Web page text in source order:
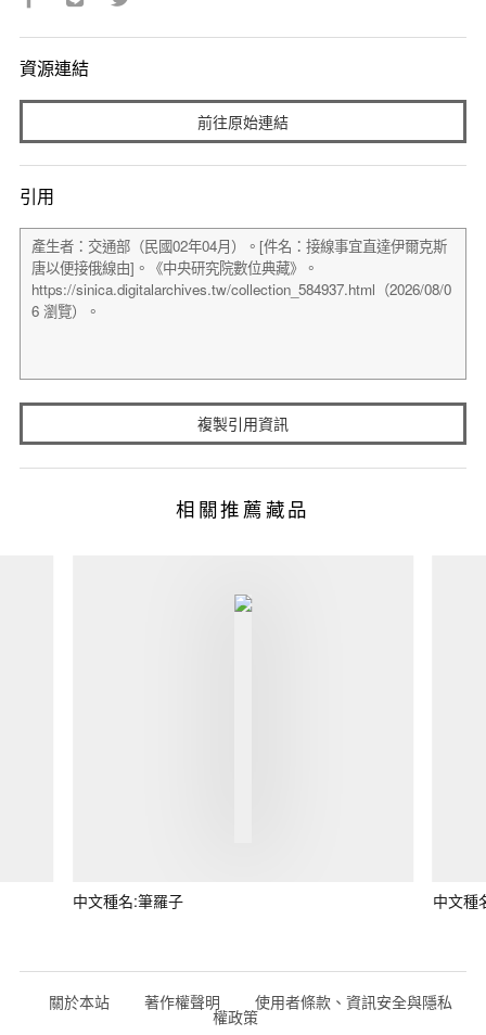
資源連結
前往原始連結
引用
複製引用資訊
相關推薦藏品
中文種名:筆羅子 中文種
關於本站 著作權聲明 使用者條款、資訊安全與隱私
權政策